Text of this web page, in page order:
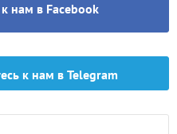
нам в Facebook
к нам в Telegram